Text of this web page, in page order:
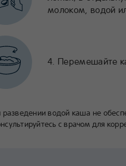
молоком, водой
4. Перемешайте
водой каша не
с врачом для